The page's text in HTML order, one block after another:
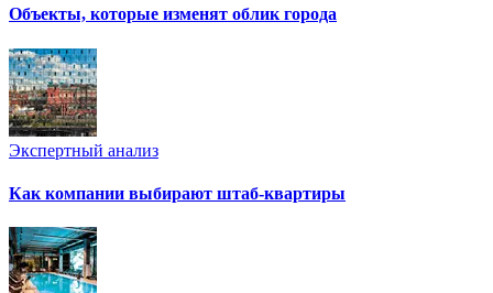
Объекты, которые изменят облик города
Экспертный анализ
Как компании выбирают штаб-квартиры